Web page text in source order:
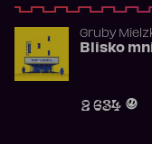
Gruby
Blisko
2 634